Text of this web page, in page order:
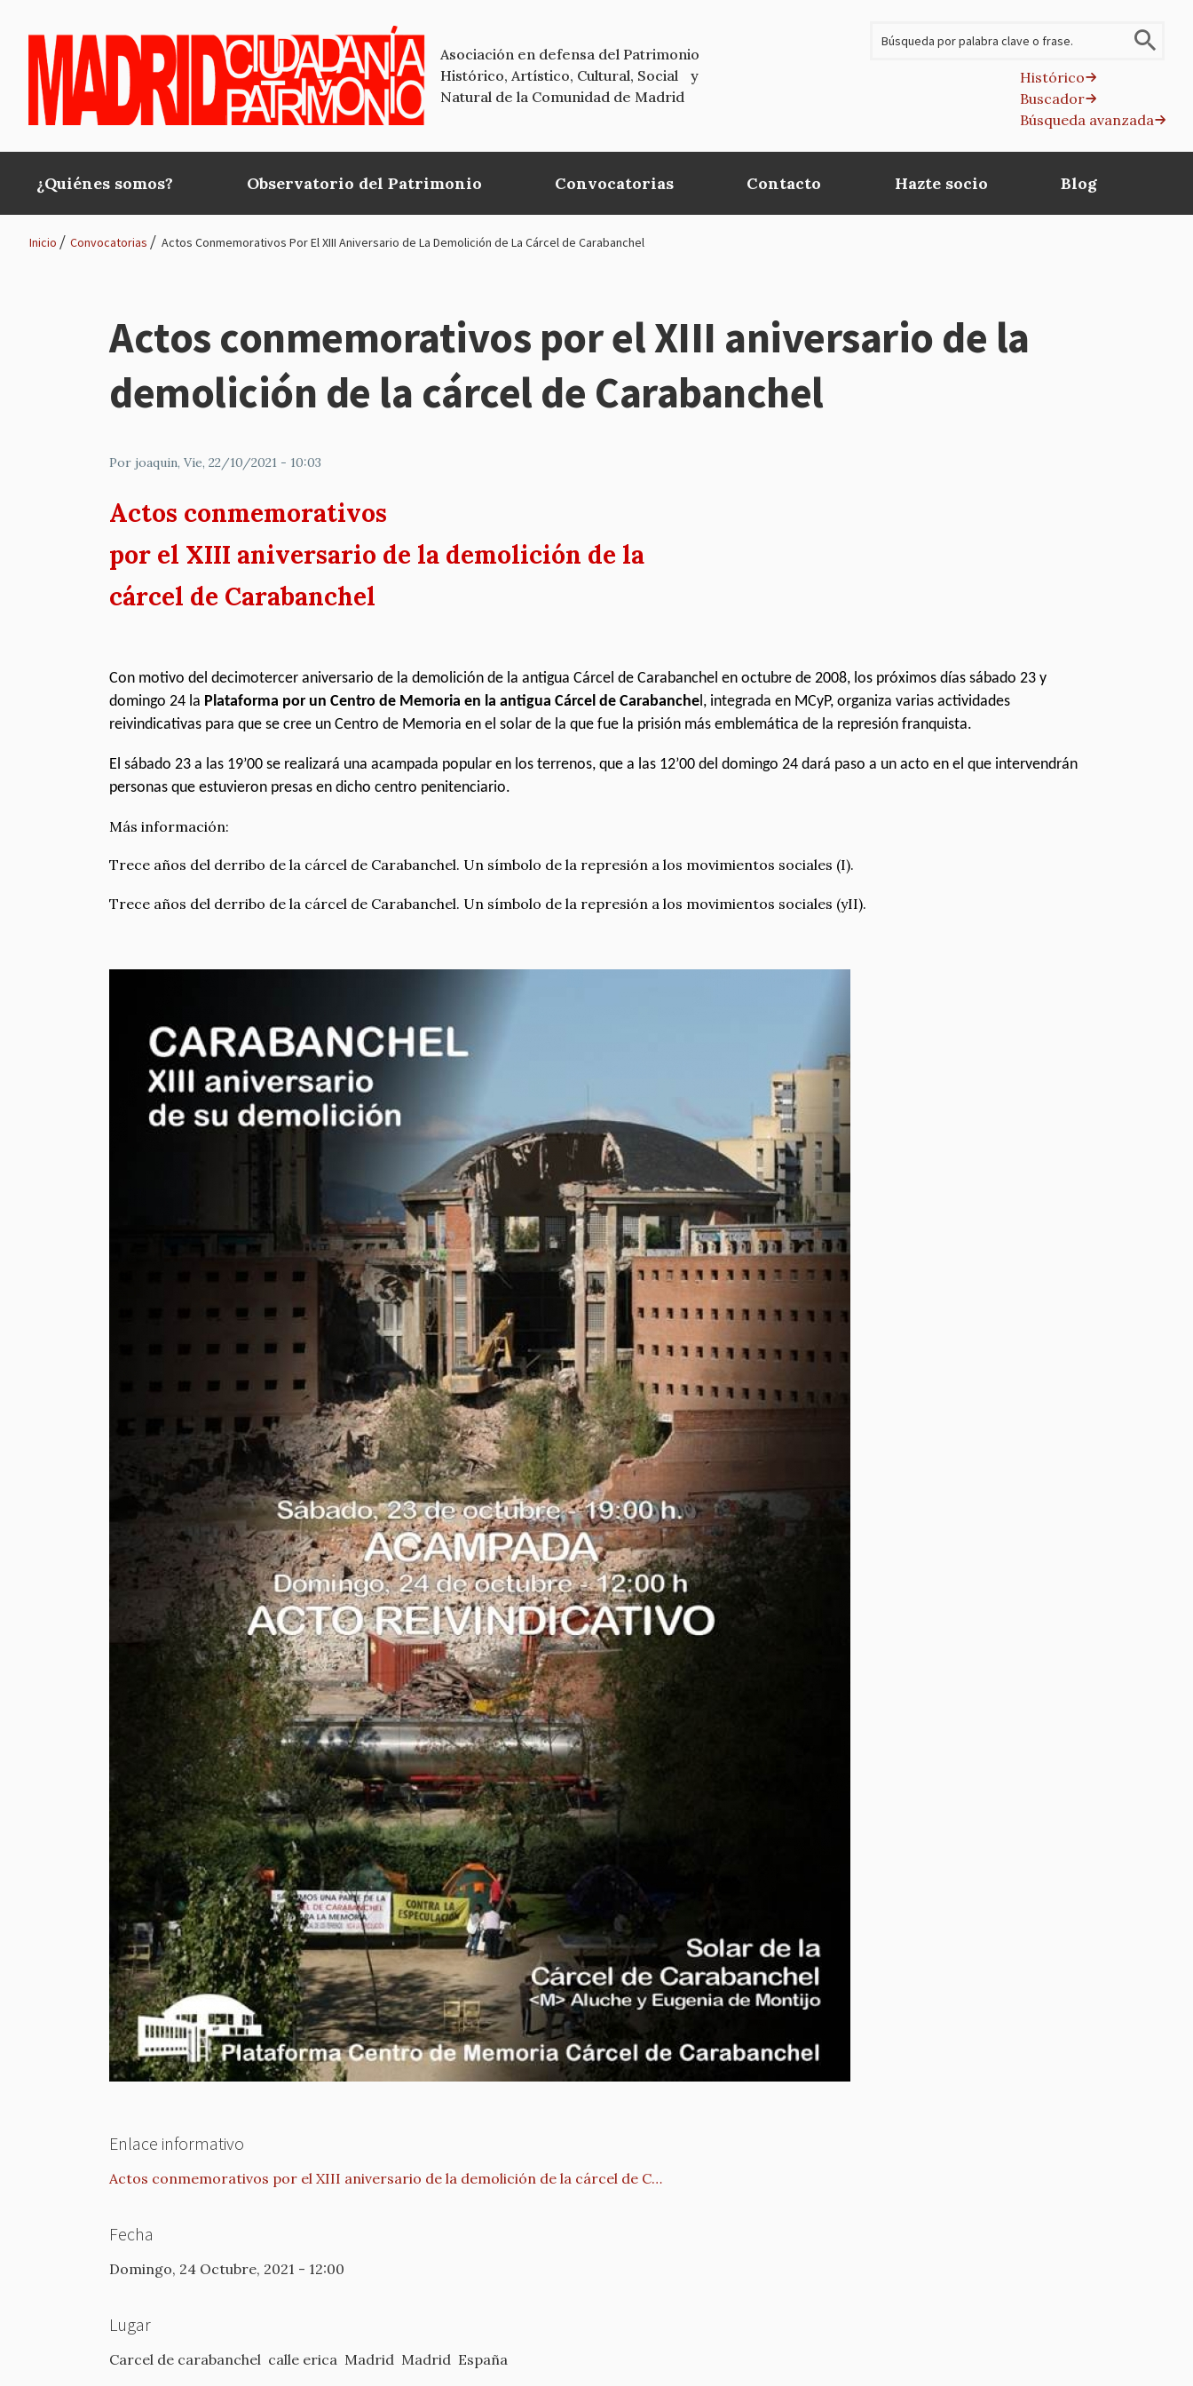
Asociación en defensa del Patrimonio
Histórico, Artístico, Cultural, Social y
Natural de la Comunidad de Madrid
Histórico
Buscador
Búsqueda avanzada
Main
navigation
¿Quiénes somos? Observatorio del Patrimonio Convocatorias Contacto Hazte socio Blog
navegación
Inicio Convocatorias Actos Conmemorativos Por El XIII Aniversario de La Demolición de La Cárcel de Carabanchel
Actos conmemorativos por el XIII aniversario de la
demolición de la cárcel de Carabanchel
Por joaquin, Vie, 22/10/2021 - 10:03
Actos conmemorativos
por el XIII aniversario de la demolición de la
cárcel de Carabanchel
Con motivo del decimotercer aniversario de la demolición de la antigua Cárcel de Carabanchel en octubre de 2008, los próximos días sábado 23 y
domingo 24 la Plataforma por un Centro de Memoria en la antigua Cárcel de Carabanche l, integrada en MCyP, organiza varias actividades
reivindicativas para que se cree un Centro de Memoria en el solar de la que fue la prisión más emblemática de la represión franquista.
El sábado 23 a las 19’00 se realizará una acampada popular en los terrenos, que a las 12’00 del domingo 24 dará paso a un acto en el que intervendrán
personas que estuvieron presas en dicho centro penitenciario.
Más información:
Trece años del derribo de la cárcel de Carabanchel. Un símbolo de la represión a los movimientos sociales (I).
Trece años del derribo de la cárcel de Carabanchel. Un símbolo de la represión a los movimientos sociales (yII).
Enlace informativo
Actos conmemorativos por el XIII aniversario de la demolición de la cárcel de C…
Fecha
Domingo, 24 Octubre, 2021 - 12:00
Lugar
Carcel de carabanchel calle erica Madrid Madrid España